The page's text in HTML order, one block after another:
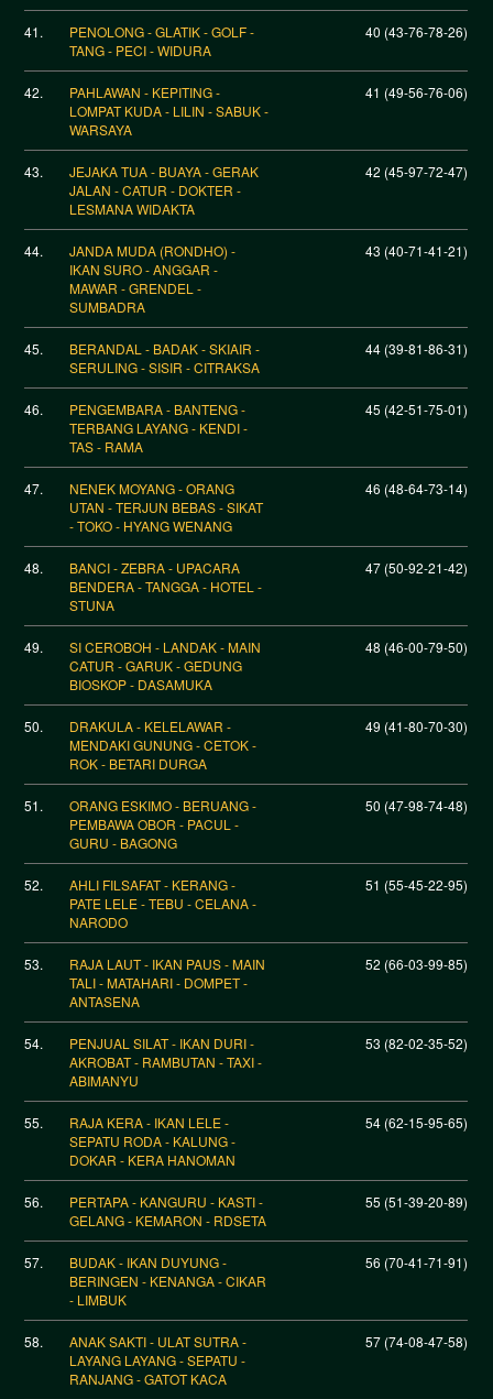
41.
PENOLONG - GLATIK - GOLF -
TANG - PECI - WIDURA
40 (43-76-78-26)
42.
PAHLAWAN - KEPITING -
LOMPAT KUDA - LILIN - SABUK -
WARSAYA
41 (49-56-76-06)
43.
JEJAKA TUA - BUAYA - GERAK
JALAN - CATUR - DOKTER -
LESMANA WIDAKTA
42 (45-97-72-47)
44.
JANDA MUDA (RONDHO) -
IKAN SURO - ANGGAR -
MAWAR - GRENDEL -
SUMBADRA
43 (40-71-41-21)
45.
BERANDAL - BADAK - SKIAIR -
SERULING - SISIR - CITRAKSA
44 (39-81-86-31)
46.
PENGEMBARA - BANTENG -
TERBANG LAYANG - KENDI -
TAS - RAMA
45 (42-51-75-01)
47.
NENEK MOYANG - ORANG
UTAN - TERJUN BEBAS - SIKAT
- TOKO - HYANG WENANG
46 (48-64-73-14)
48.
BANCI - ZEBRA - UPACARA
BENDERA - TANGGA - HOTEL -
STUNA
47 (50-92-21-42)
49.
SI CEROBOH - LANDAK - MAIN
CATUR - GARUK - GEDUNG
BIOSKOP - DASAMUKA
48 (46-00-79-50)
50.
DRAKULA - KELELAWAR -
MENDAKI GUNUNG - CETOK -
ROK - BETARI DURGA
49 (41-80-70-30)
51.
ORANG ESKIMO - BERUANG -
PEMBAWA OBOR - PACUL -
GURU - BAGONG
50 (47-98-74-48)
52.
AHLI FILSAFAT - KERANG -
PATE LELE - TEBU - CELANA -
NARODO
51 (55-45-22-95)
53.
RAJA LAUT - IKAN PAUS - MAIN
TALI - MATAHARI - DOMPET -
ANTASENA
52 (66-03-99-85)
54.
PENJUAL SILAT - IKAN DURI -
AKROBAT - RAMBUTAN - TAXI -
ABIMANYU
53 (82-02-35-52)
55.
RAJA KERA - IKAN LELE -
SEPATU RODA - KALUNG -
DOKAR - KERA HANOMAN
54 (62-15-95-65)
56.
PERTAPA - KANGURU - KASTI -
GELANG - KEMARON - RDSETA
55 (51-39-20-89)
57.
BUDAK - IKAN DUYUNG -
BERINGEN - KENANGA - CIKAR
- LIMBUK
56 (70-41-71-91)
58.
ANAK SAKTI - ULAT SUTRA -
LAYANG LAYANG - SEPATU -
RANJANG - GATOT KACA
57 (74-08-47-58)